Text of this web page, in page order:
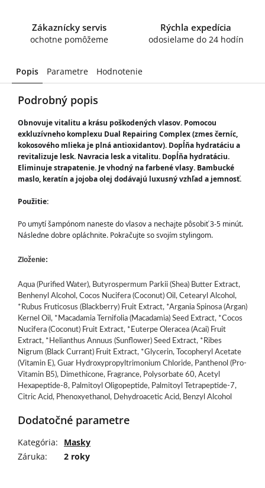
Zákaznícky servis
ochotne pomôžeme
Rýchla expedícia
odosielame do 24 hodín
Popis Parametre Hodnotenie
Podrobný popis
Obnovuje vitalitu a krásu poškodených vlasov. Pomocou
exkluzívneho komplexu Dual Repairing Complex (zmes černíc,
kokosového mlieka je plná antioxidantov). Dopĺňa hydratáciu a
revitalizuje lesk. Navracia lesk a vitalitu. Dopĺňa hydratáciu.
Eliminuje strapatenie. Je vhodný na farbené vlasy. Bambucké
maslo, keratín a jojoba olej dodávajú luxusný vzhľad a jemnosť.
Použitie:
Po umytí šampónom naneste do vlasov a nechajte pôsobiť 3-5 minút.
Následne dobre opláchnite. Pokračujte so svojím stylingom.
Zloženie:
Aqua (Purified Water), Butyrospermum Parkii (Shea) Butter Extract,
Benhenyl Alcohol, Cocos Nucifera (Coconut) Oil, Cetearyl Alcohol,
*Rubus Fruticosus (Blackberry) Fruit Extract, *Argania Spinosa (Argan)
Kernel Oil, *Macadamia Ternifolia (Macadamia) Seed Extract, *Cocos
Nucifera (Coconut) Fruit Extract, *Euterpe Oleracea (Acai) Fruit
Extract, *Helianthus Annuus (Sunflower) Seed Extract, *Ribes
Nigrum (Black Currant) Fruit Extract, *Glycerin, Tocopheryl Acetate
(Vitamin E), Guar Hydroxypropyltrimonium Chloride, Panthenol (Pro-
Vitamin B5), Dimethicone, Fragrance, Polysorbate 60, Acetyl
Hexapeptide-8, Palmitoyl Oligopeptide, Palmitoyl Tetrapeptide-7,
Citric Acid, Phenoxyethanol, Dehydroacetic Acid, Benzyl Alcohol
Dodatočné parametre
Kategória:
Masky
Záruka: 2 roky